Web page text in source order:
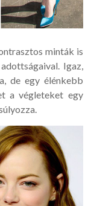
minták is
Igaz,
de egy élénkebb
a végleteket egy